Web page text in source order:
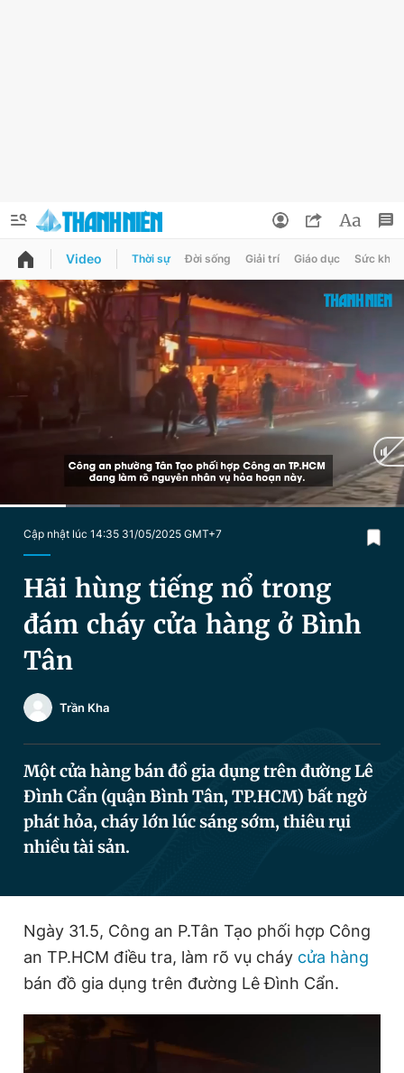
QUẢNG CÁO
Chuyên mục
Chào ngày mới Tin 24h
Video Magazine
Theo dõi báo trên
Hotline
0906 645 777 0908 780 404
Thông tin tài khoản
Video Thời sự Đời sống Giải trí Giáo dục Sức khỏe
Cập nhật lúc 14:35 31/05/2025 GMT+7
Hãi hùng tiếng nổ trong
đám cháy cửa hàng ở Bình
Tân
Trần Kha
Một cửa hàng bán đồ gia dụng trên đường Lê
Đình Cẩn (quận Bình Tân, TP.HCM) bất ngờ
phát hỏa, cháy lớn lúc sáng sớm, thiêu rụi
nhiều tài sản.
Ngày 31.5, Công an P.Tân Tạo phối hợp Công
an TP.HCM điều tra, làm rõ vụ cháy cửa hàng
bán đồ gia dụng trên đường Lê Đình Cẩn.